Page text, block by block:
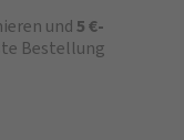
und5 €-
Bestellung